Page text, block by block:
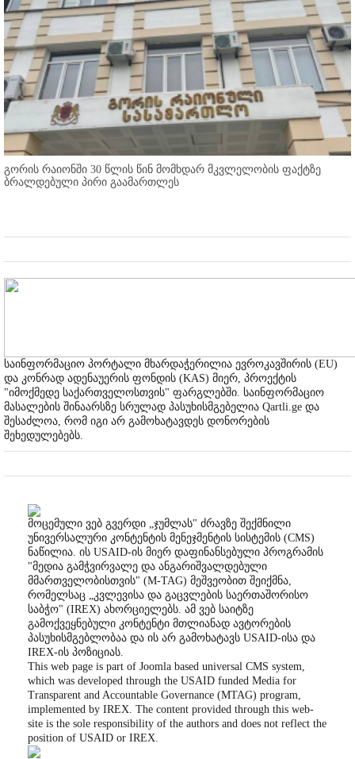
გორის რაიონში 30 წლის წინ მომხდარ მკვლელობის ფაქტზე
ბრალდებული პირი გაამართლეს
საინფორმაციო პორტალი მხარდაჭერილია ევროკავშირის (EU)
და კონრად ადენაუერის ფონდის (KAS) მიერ, პროექტის
"იმოქმედე საქართველოსთვის" ფარგლებში. საინფორმაციო
მასალების შინაარსზე სრულად პასუხისმგებელია Qartli.ge და
შესაძლოა, რომ იგი არ გამოხატავდეს დონორების
შეხედულებებს.
მოცემული ვებ გვერდი „ჯუმლას" ძრავზე შექმნილი
უნივერსალური კონტენტის მენეჯმენტის სისტემის (CMS)
ნაწილია. ის USAID-ის მიერ დაფინანსებული პროგრამის
"მედია გამჭვირვალე და ანგარიშვალდებული
მმართველობისთვის" (M-TAG) მეშვეობით შეიქმნა,
რომელსაც „კვლევისა და გაცვლების საერთაშორისო
საბჭო" (IREX) ახორციელებს. ამ ვებ საიტზე
გამოქვეყნებული კონტენტი მთლიანად ავტორების
პასუხისმგებლობაა და ის არ გამოხატავს USAID-ისა და
IREX-ის პოზიციას.
This web page is part of Joomla based universal CMS system,
which was developed through the USAID funded Media for
Transparent and Accountable Governance (MTAG) program,
implemented by IREX. The content provided through this web-
site is the sole responsibility of the authors and does not reflect the
position of USAID or IREX.